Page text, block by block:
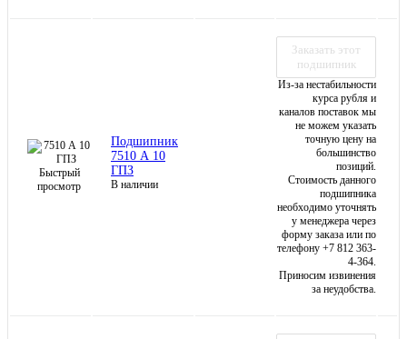
Быстрый
просмотр
Подшипник
7510 А 10
ГПЗ
В наличии
Заказать этот
подшипник
Из-за нестабильности
курса рубля и
каналов поставок мы
не можем указать
точную цену на
большинство
позиций.
Стоимость данного
подшипника
необходимо уточнять
у менеджера через
форму заказа или по
телефону +7 812 363-
4-364.
Приносим извинения
за неудобства.